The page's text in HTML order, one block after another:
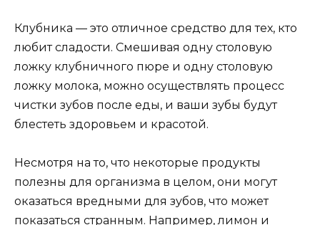
Клубника — это отличное средство для тех, кто
любит сладости. Смешивая одну столовую
ложку клубничного пюре и одну столовую
ложку молока, можно осуществлять процесс
чистки зубов после еды, и ваши зубы будут
блестеть здоровьем и красотой.
Несмотря на то, что некоторые продукты
полезны для организма в целом, они могут
оказаться вредными для зубов, что может
показаться странным. Например, лимон и